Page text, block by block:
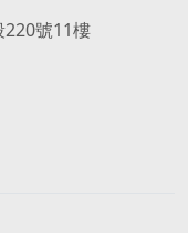
220號11樓